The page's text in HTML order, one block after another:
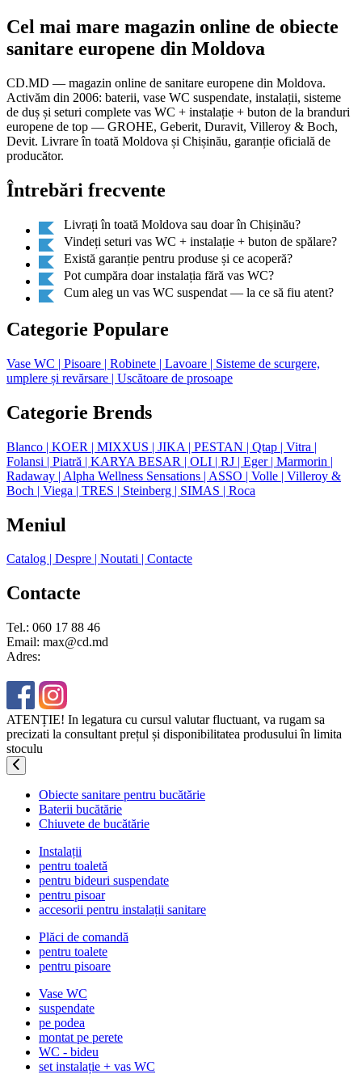
Cel mai mare magazin online de obiecte
sanitare europene din Moldova
CD.MD — magazin online de sanitare europene din Moldova.
Activăm din 2006: baterii, vase WC suspendate, instalații, sisteme
de duș și seturi complete vas WC + instalație + buton de la branduri
europene de top — GROHE, Geberit, Duravit, Villeroy & Boch,
Devit. Livrare în toată Moldova și Chișinău, garanție oficială de
producător.
Întrebări frecvente
Livrați în toată Moldova sau doar în Chișinău?
Vindeți seturi vas WC + instalație + buton de spălare?
Există garanție pentru produse și ce acoperă?
Pot cumpăra doar instalația fără vas WC?
Cum aleg un vas WC suspendat — la ce să fiu atent?
Categorie Populare
Vase WC | Pisoare | Robinete | Lavoare | Sisteme de scurgere,
umplere și revărsare | Uscătoare de prosoape
Categorie Brends
Blanco | KOER | MIXXUS | JIKA | PESTAN | Qtap | Vitra |
Folansi | Piatră | KARYA BESAR | OLI | RJ | Eger | Marmorin |
Radaway | Alpha Wellness Sensations | ASSO | Volle | Villeroy &
Boch | Viega | TRES | Steinberg | SIMAS | Roca
Meniul
Catalog | Despre | Noutati | Contacte
Contacte
Tel.: 060 17 88 46
Email: max@cd.md
Adres:
ATENȚIE! In legatura cu cursul valutar fluctuant, va rugam sa
precizati la consultant prețul și disponibilitatea produsului în limita
stoculu
Obiecte sanitare pentru bucătărie
Baterii bucătărie
Chiuvete de bucătărie
Instalații
pentru toaletă
pentru bideuri suspendate
pentru pisoar
accesorii pentru instalații sanitare
Plăci de comandă
pentru toalete
pentru pisoare
Vase WC
suspendate
pe podea
montat pe perete
WC - bideu
set instalație + vas WC